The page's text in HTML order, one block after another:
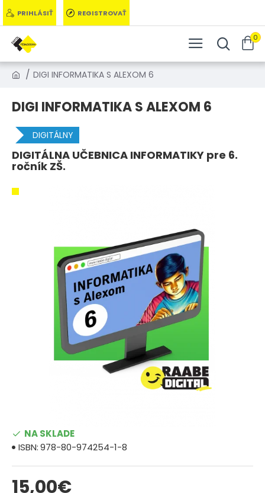
PRIHLÁSIŤ REGISTROVAŤ
0
DIGI INFORMATIKA S ALEXOM 6
DIGI INFORMATIKA S ALEXOM 6
DIGITÁLNY
DIGITÁLNA UČEBNICA INFORMATIKY pre 6.
ročník ZŠ.
15,00€
NA SKLADE
ISBN:978-80-974254-1-8